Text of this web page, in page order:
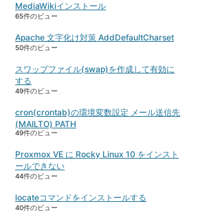
MediaWikiインストール
65件のビュー
Apache 文字化け対策 AddDefaultCharset
50件のビュー
スワップファイル(swap)を作成して有効に
する
49件のビュー
cron(crontab)の環境変数設定 メール送信先
(MAILTO) PATH
49件のビュー
Proxmox VE に Rocky Linux 10 をインスト
ールできない
44件のビュー
locateコマンドをインストールする
40件のビュー